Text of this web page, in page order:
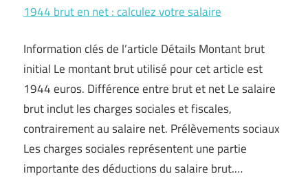
1944 brut en net : calculez votre salaire
Information clés de l’article Détails Montant brut
initial Le montant brut utilisé pour cet article est
1944 euros. Différence entre brut et net Le salaire
brut inclut les charges sociales et fiscales,
contrairement au salaire net. Prélèvements sociaux
Les charges sociales représentent une partie
importante des déductions du salaire brut.…